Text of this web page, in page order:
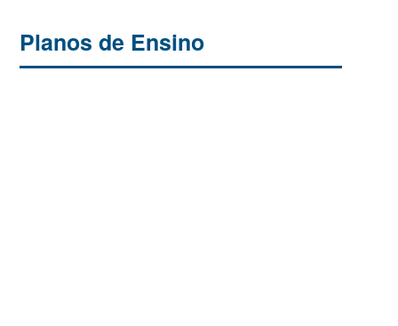
Planos de Ensino